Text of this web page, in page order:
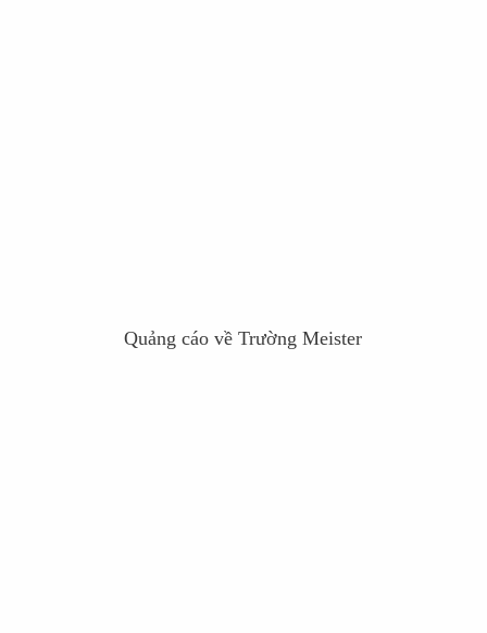
Quảng cáo về Trường Meister